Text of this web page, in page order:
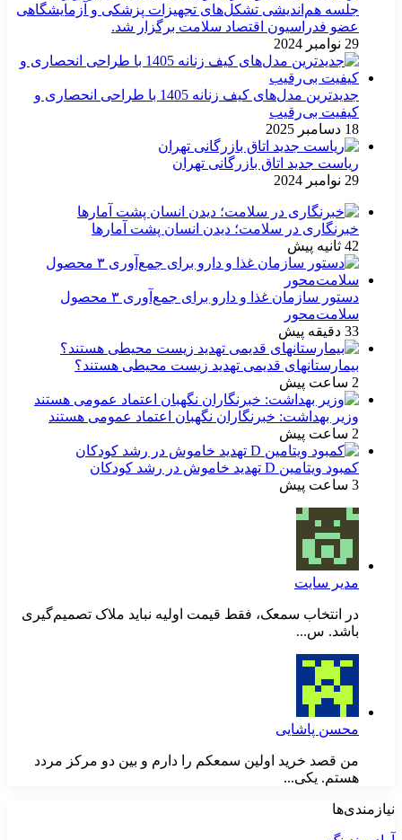
جلسه هم‌اندیشی تشکل‌های تجهیزات پزشکی و آزمایشگاهی
عضو فدراسیون اقتصاد سلامت برگزار شد.
29 نوامبر 2024
جدیدترین مدل‌های کیف زنانه 1405 با طراحی انحصاری و
کیفیت بی‌رقیب
18 دسامبر 2025
ریاست جدید اتاق بازرگانی تهران
29 نوامبر 2024
خبرنگاری در سلامت؛ دیدن انسان پشت آمارها
42 ثانیه پیش
دستور سازمان غذا و دارو برای جمع‌آوری ۳ محصول
سلامت‌محور
33 دقیقه پیش
بیمارستانهای قدیمی تهدید زیست محیطی هستند؟
2 ساعت پیش
وزیر بهداشت: خبرنگاران نگهبان اعتماد عمومی هستند
2 ساعت پیش
کمبود ویتامین D تهدید خاموش در رشد کودکان
3 ساعت پیش
مدیر سایت
در انتخاب سمعک، فقط قیمت اولیه نباید ملاک تصمیم‌گیری
باشد. س...
محسن پاشایی
من قصد خرید اولین سمعکم را دارم و بین دو مرکز مردد
هستم. یکی...
نیازمندی‌ها